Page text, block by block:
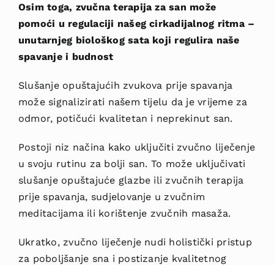
Osim toga, zvučna terapija za san može
pomoći u regulaciji našeg cirkadijalnog ritma –
unutarnjeg biološkog sata koji regulira naše
spavanje i budnost
Slušanje opuštajućih zvukova prije spavanja
može signalizirati našem tijelu da je vrijeme za
odmor, potičući kvalitetan i neprekinut san.
Postoji niz načina kako uključiti zvučno liječenje
u svoju rutinu za bolji san. To može uključivati
slušanje opuštajuće glazbe ili zvučnih terapija
prije spavanja, sudjelovanje u zvučnim
meditacijama ili korištenje zvučnih masaža.
Ukratko, zvučno liječenje nudi holistički pristup
za poboljšanje sna i postizanje kvalitetnog